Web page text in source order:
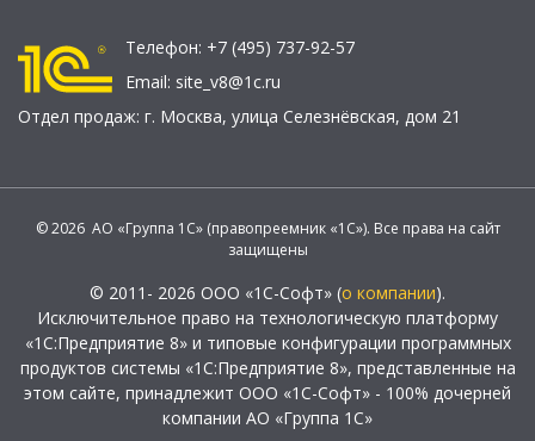
Телефон: +7 (495) 737-92-57
Email: site_v8@1c.ru
Отдел продаж: г. Москва, улица Селезнёвская, дом 21
© 2026 АО «Группа 1С» (правопреемник «1С»). Все права на сайт
защищены
© 2011- 2026 ООО «1С-Софт» (о компании).
Исключительное право на технологическую платформу
«1С:Предприятие 8» и типовые конфигурации программных
продуктов системы «1С:Предприятие 8», представленные на
этом сайте, принадлежит ООО «1С-Софт» - 100% дочерней
компании АО «Группа 1С»